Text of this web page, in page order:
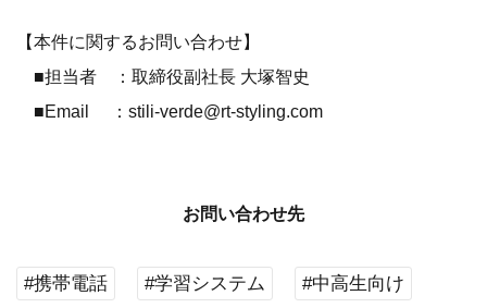
【本件に関するお問い合わせ】
■担当者 ：取締役副社長 大塚智史
■Email ：stili-verde@rt-styling.com
お問い合わせ先
#携帯電話 #学習システム #中高生向け